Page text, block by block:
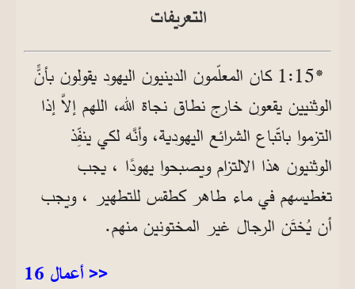
التعريفات
*15‏:1 كان المعلّمون الدينيون اليهود يقولون بأنًَّ
الوثنيين يقعون خارج نطاق نجاة الله، اللهم إلاَّ إذا
التزموا باتّباع الشرائع اليهودية، وأنَّه لكي ينفِّذ
الوثنيون هذا الالتزام ويصبحوا يهودًا ، يجب
تغطيسهم في ماء طاهر كطقس للتطهير ، ويجب
أن يُختَن الرجال غير المختونين منهم.
أعمال 16 >>